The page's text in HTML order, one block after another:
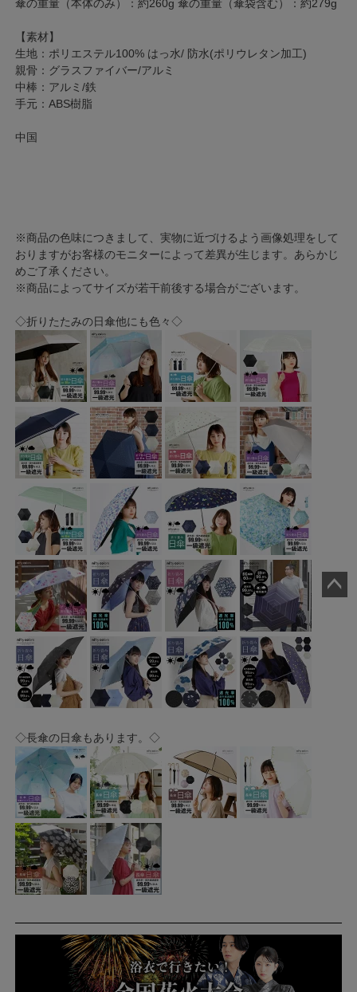
傘の重量（本体のみ）：約260g 傘の重量（傘袋含む）：約279g
【素材】
生地：ポリエステル100% はっ水/ 防水(ポリウレタン加工)
親骨：グラスファイバー/アルミ
中棒：アルミ/鉄
手元：ABS樹脂
中国
※商品の色味につきまして、実物に近づけるよう画像処理をして
おりますがお客様のモニターによって差異が生じます。あらかじ
めご了承ください。
※商品によってサイズが若干前後する場合がございます。
◇折りたたみの日傘他にも色々◇
◇長傘の日傘もあります。◇